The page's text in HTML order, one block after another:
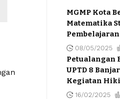
MGMP Kota
Matematika
08/05/2025
Petualangan
UPTD 8
Kegiatan
16/02/2025